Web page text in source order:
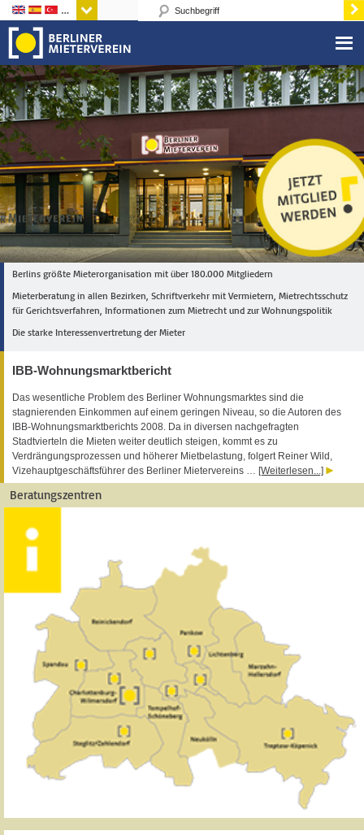
Sprachen
Berlins größte Mieterorganisation mit über 180.000 Mitgliedern
Mieterberatung in allen Bezirken, Schriftverkehr mit Vermietern, Mietrechtsschutz
für Gerichtsverfahren, Informationen zum Mietrecht und zur Wohnungspolitik
Die starke Interessenvertretung der Mieter
IBB-Wohnungsmarktbericht
Das wesentliche Problem des Berliner Wohnungsmarktes sind die
stagnierenden Einkommen auf einem geringen Niveau, so die Autoren des
IBB-Wohnungsmarktberichts 2008. Da in diversen nachgefragten
Stadtvierteln die Mieten weiter deutlich steigen, kommt es zu
Verdrängungsprozessen und höherer Mietbelastung, folgert Reiner Wild,
Vizehauptgeschäftsführer des Berliner Mietervereins … [Weiterlesen...]
Beratungszentren